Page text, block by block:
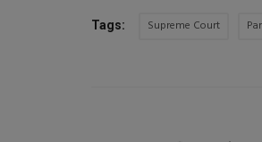
Tags: Supreme Court